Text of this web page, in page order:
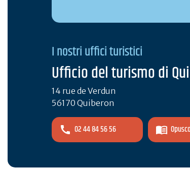
I nostri uffici turistici
Ufficio del turismo di
14 rue de Verdun
56170 Quiberon
02 44 84 56 56